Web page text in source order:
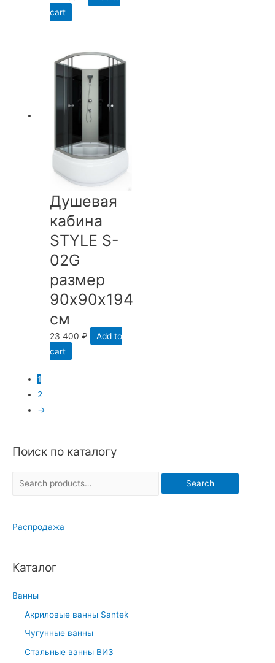
Поиск по каталогу
r
h
o
Search
Распродажа
Каталог
Ванны
Акриловые ванны Santek
Чугунные ванны
Стальные ванны ВИЗ
cart
Душевая
кабина
STYLE S-
02G
размер
90х90х194
см
23 400₽
Add to
cart
1
2
→